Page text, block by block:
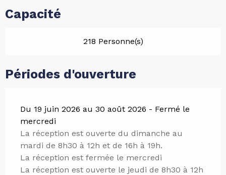
Capacité
218 Personne(s)
Périodes d'ouverture
Du 19 juin 2026 au 30 août 2026 - Fermé le
mercredi
La réception est ouverte du dimanche au
mardi de 8h30 à 12h et de 16h à 19h.
La réception est fermée le mercredi
La réception est ouverte le jeudi de 8h30 à 12h